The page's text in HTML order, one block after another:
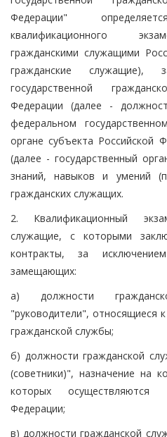
Федерации"
квалификационного
гражданскими служащими
гражданские служащие),
государственной
Федерации (далее -
федеральном
органе субъекта Российской
(далее - государственный
знаний, навыков и умений
гражданских служащих.
2. Квалификационный
служащие, с которыми
контракты, за
замещающих:
а) должности
"руководители", относящиеся
гражданской службы;
б) должности гражданской
(советники)", назначение на
которых осуществляются
Федерации;
в) должности гражданской